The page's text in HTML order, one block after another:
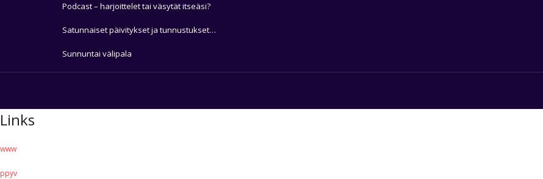
Podcast – harjoittelet tai väsytät itseäsi?
Satunnaiset päivitykset ja tunnustukset…
Sunnuntai välipala
Links
www
ppyv